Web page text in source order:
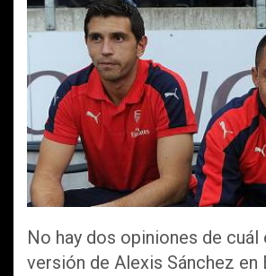
ce
b
o
o
k
tt
er
ail at
s
A
p
p
m
p
ar
tir
No hay dos opiniones de cuál
versión de Alexis Sánchez en